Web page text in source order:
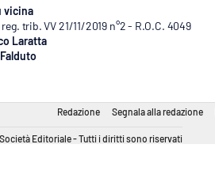
vicina
trib. VV 21/11/2019 n°2 - R.O.C. 4049
Laratta
Redazione Segnala alla redazione
Editoriale - Tutti i diritti sono riservati